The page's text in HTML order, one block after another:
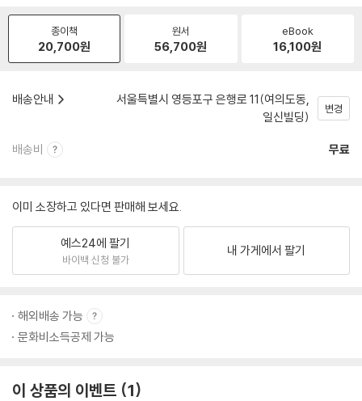
종이책
20,700원
원서
56,700원
eBook
16,100원
배송안내
서울특별시 영등포구 은행로 11(여의도동,
일신빌딩)
변경
배송비 무료
이미 소장하고 있다면 판매해 보세요.
예스24에 팔기
바이백 신청 불가
내 가게에서 팔기
해외배송 가능
문화비소득공제 가능
이 상품의 이벤트 1